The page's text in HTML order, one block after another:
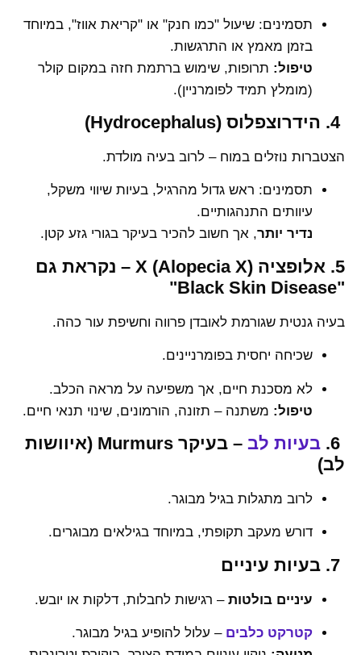
תסמינים: שיעול "כמו חנק" או "קריאת אווז", במיוחד
בזמן מאמץ או התרגשות.
טיפול: תרופות, שימוש ברתמת חזה במקום קולר
(מומלץ תמיד לפומרניין).
4. הידרוצפלוס (Hydrocephalus)
הצטברות נוזלים במוח – לרוב בעיה מולדת.
תסמינים: ראש גדול מהרגיל, בעיות שיווי משקל,
עיוותים התנהגותיים.
נדיר יותר, אך חשוב להכיר בעיקר בגורי גזע קטן.
5. אלופציה X (Alopecia X) – נקראת גם
"Black Skin Disease"
בעיה גנטית שגורמת לאובדן פרווה וחשיפת עור כהה.
שכיחה יחסית בפומרניינים.
לא מסכנת חיים, אך משפיעה על מראה הכלב.
טיפול: משתנה – תזונה, הורמונים, שינוי תנאי חיים.
בעיות לב
– בעיקר Murmurs (איוושות
לב)
לרוב מתגלות בגיל מבוגר.
דורש מעקב תקופתי, במיוחד בגילאים מבוגרים.
עיניים בולטות – רגישות לחבלות, דלקות או יובש.
קטרקט כלבים – עלול להופיע בגיל מבוגר.